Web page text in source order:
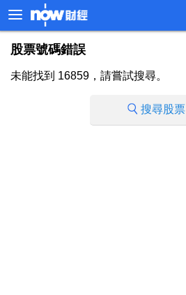
股票號碼錯誤
未能找到 16859，請嘗試搜尋。
搜尋股票